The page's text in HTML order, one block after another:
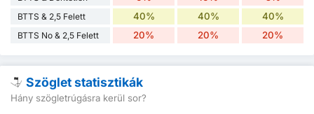
BTTS & 2,5 Felett 40% 40% 40%
BTTS No & 2,5 Felett 20% 20% 20%
Szöglet statisztikák
Hány szögletrúgásra kerül sor?